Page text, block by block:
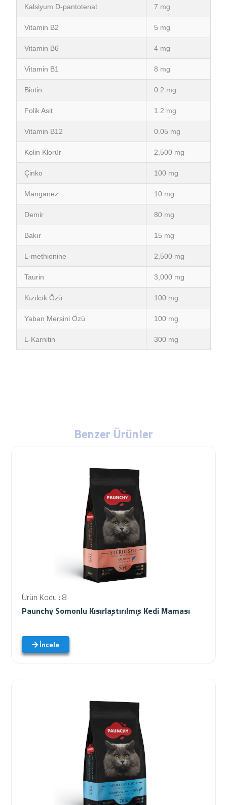
Kalsiyum D-pantotenat 7 mg
Vitamin B2 5 mg
Vitamin B6 4 mg
Vitamin B1 8 mg
Biotin 0.2 mg
Folik Asit 1.2 mg
Vitamin B12 0.05 mg
Kolin Klorür 2,500 mg
Çinko 100 mg
Manganez 10 mg
Demir 80 mg
Bakır 15 mg
L-methionine 2,500 mg
Taurin 3,000 mg
Kızılcık Özü 100 mg
Yaban Mersini Özü 100 mg
L-Karnitin 300 mg
Benzer Ürünler
Ürün Kodu : 8
Paunchy Somonlu Kısırlaştırılmış Kedi Maması
İncele